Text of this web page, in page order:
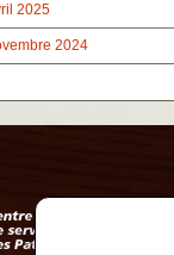
2025
2024